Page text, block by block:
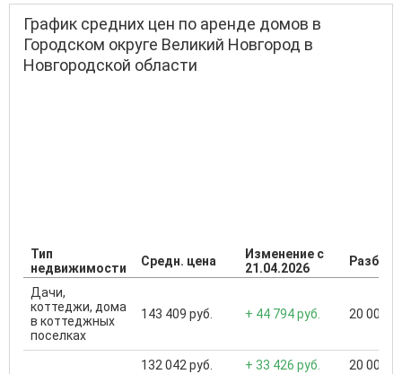
График средних цен по аренде домов в
Городском округе Великий Новгород в
Новгородской области
Тип
недвижимости
Средн. цена
Изменение с
21.04.2026
Дачи,
коттеджи, дома
в коттеджных
поселках
143 409 руб. + 44 794 руб. 20 000
132 042 руб. + 33 426 руб. 20 000